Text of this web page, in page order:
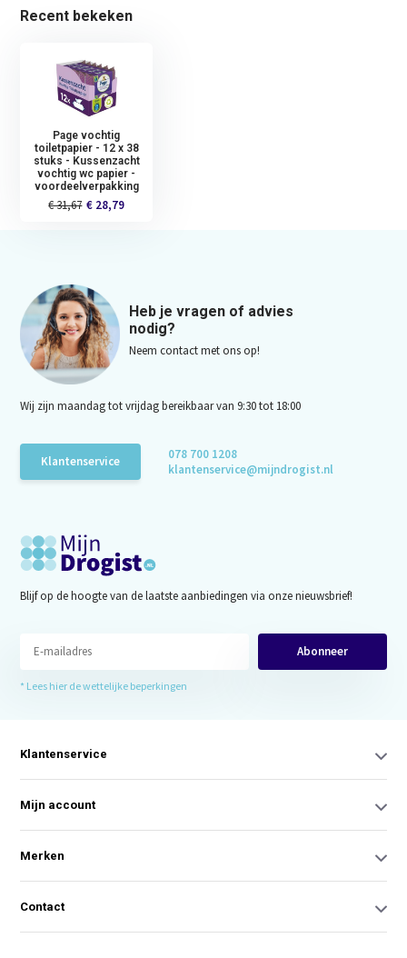
Recent bekeken
Page vochtig
toiletpapier - 12 x 38
stuks - Kussenzacht
vochtig wc papier -
voordeelverpakking
€ 31,67 € 28,79
Heb je vragen of advies
nodig?
Neem contact met ons op!
Wij zijn maandag tot vrijdag bereikbaar van 9:30 tot 18:00
Klantenservice
078 700 1208
klantenservice@mijndrogist.nl
Blijf op de hoogte van de laatste aanbiedingen via onze nieuwsbrief!
Abonneer
* Lees hier de wettelijke beperkingen
Klantenservice
Mijn account
Merken
Contact